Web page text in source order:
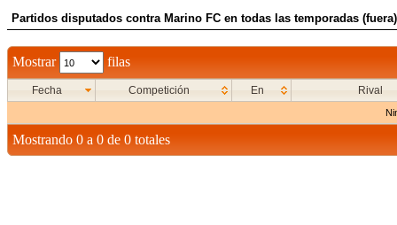
Partidos disputados contra Marino FC en todas las temporadas (fuera)
Mostrar filas
Fecha Competición En Rival
Mostrando 0 a 0 de 0 totales